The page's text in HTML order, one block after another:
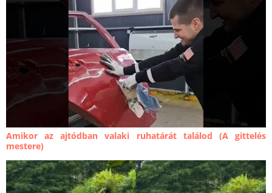
Amikor az ajtódban valaki ruhatárát találod (A gittelés
mestere)